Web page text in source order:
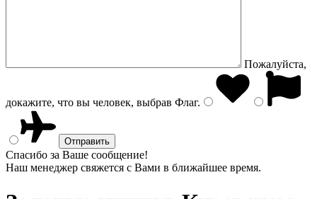
Пожалуйста,
докажите, что вы человек, выбрав Флаг.
Спасибо за Ваше сообщение!
Наш менеджер свяжется с Вами в ближайшее время.